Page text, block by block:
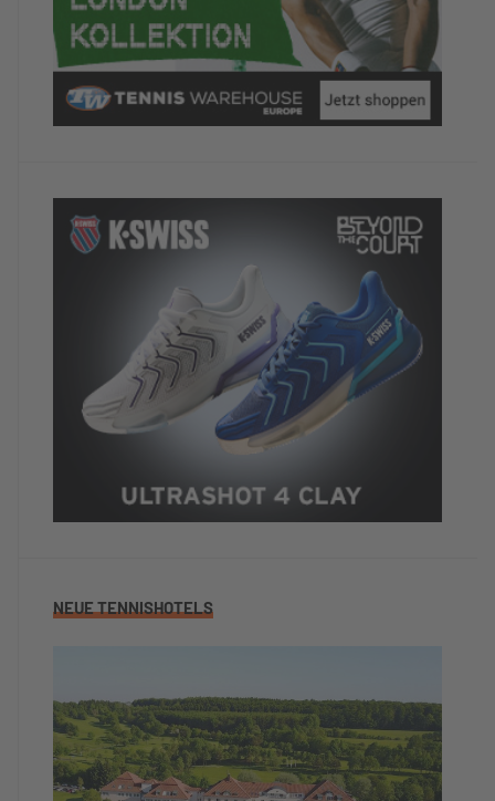
NEUE TENNISHOTELS